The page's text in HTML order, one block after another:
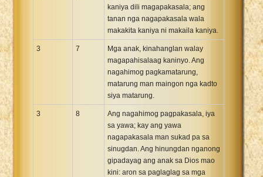
kaniya dili magapakasala; ang
tanan nga nagapakasala wala
makakita kaniya ni makaila kaniya.
3 7
Mga anak, kinahanglan walay
magapahisalaag kaninyo. Ang
nagahimog pagkamatarung,
matarung man maingon nga kadto
siya matarung.
3 8
Ang nagahimog pagpakasala, iya
sa yawa; kay ang yawa
nagapakasala man sukad pa sa
sinugdan. Ang hinungdan nganong
gipadayag ang anak sa Dios mao
kini: aron sa paglaglag sa mga